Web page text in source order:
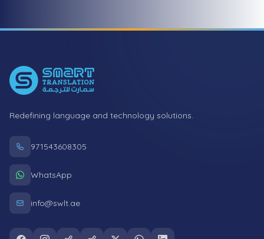
Redefining language and technology solutions.
971543608305
WhatsApp
info@swlt.ae